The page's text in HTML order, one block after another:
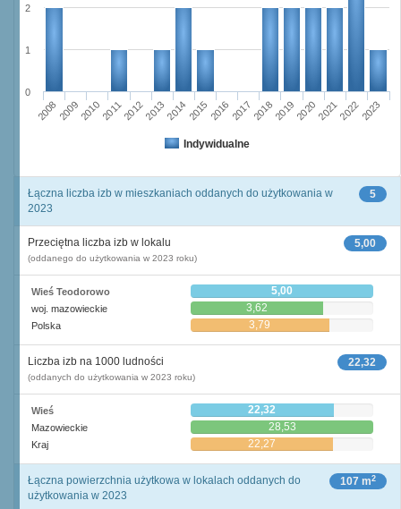
Indywidualne
2008200920102011201220132014201520162017201820192020202120222023
0
1
2
5
Łączna liczba izb w mieszkaniach oddanych do użytkowania w
2023
5,00
Przeciętna liczba izb w lokalu
(oddanego do użytkowania w 2023 roku)
Wieś Teodorowo 5,00
woj. mazowieckie 3,62
Polska 3,79
22,32
Liczba izb na 1000 ludności
(oddanych do użytkowania w 2023 roku)
Wieś 22,32
Mazowieckie 28,53
Kraj 22,27
107 m2
Łączna powierzchnia użytkowa w lokalach oddanych do
użytkowania w 2023